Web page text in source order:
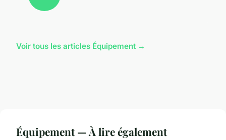
Voir tous les articles Équipement →
Équipement — À lire également